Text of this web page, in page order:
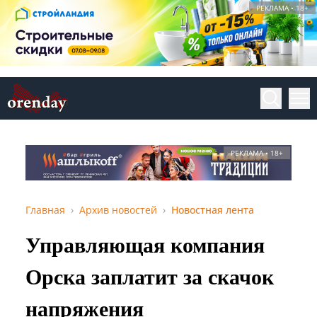
РЕКЛАМА • 18+
РЕКЛАМА • 18+
Главная Архив новостей Новостная лента
Управляющая компания
Орска заплатит за скачок
напряжения